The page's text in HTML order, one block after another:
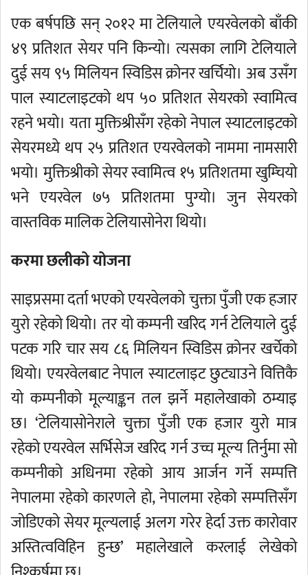
एक बर्षपछि सन् २०१२ मा टेलियाले एयरवेलको बाँकी
४९ प्रतिशत सेयर पनि किन्यो। त्यसका लागि टेलियाले
दुई सय ९५ मिलियन स्विडिस क्रोनर खर्चियो। अब उसँग
पाल स्याटलाइटको थप ५० प्रतिशत सेयरको स्वामित्व
रहने भयो। यता मुक्तिश्रीसँग रहेको नेपाल स्याटलाइटको
सेयरमध्ये थप २५ प्रतिशत एयरवेलको नाममा नामसारी
भयो। मुक्तिश्रीको सेयर स्वामित्व १५ प्रतिशतमा खुम्चियो
भने एयरवेल ७५ प्रतिशतमा पुग्यो। जुन सेयरको
वास्तविक मालिक टेलियासोनेरा थियो।
करमा छलीको योजना
साइप्रसमा दर्ता भएको एयरवेलको चुक्ता पुँजी एक हजार
युरो रहेको थियो। तर यो कम्पनी खरिद गर्न टेलियाले दुई
पटक गरि चार सय ८६ मिलियन स्विडिस क्रोनर खर्चेको
थियो। एयरवेलबाट नेपाल स्याटलाइट छुट्याउने वित्तिकै
यो कम्पनीको मूल्याङ्कन तल झर्ने महालेखाको ठम्याइ
छ। ‘टेलियासोनेराले चुक्ता पुँजी एक हजार युरो मात्र
रहेको एयरवेल सर्भिसेज खरिद गर्न उच्च मूल्य तिर्नुमा सो
कम्पनीको अधिनमा रहेको आय आर्जन गर्ने सम्पत्ति
नेपालमा रहेको कारणले हो, नेपालमा रहेको सम्पत्तिसँग
जोडिएको सेयर मूल्यलाई अलग गरेर हेर्दा उक्त कारोवार
अस्तित्वविहिन हुन्छ’ महालेखाले करलाई लेखेको